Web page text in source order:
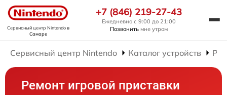
Сервисный центр Nintendoв
Самаре
+7 (846) 219-27-43
Ежедневно с 9:00 до 21:00
Позвонить мне утром
Сервисный центр Nintendo Каталог устройств
Ремонт игровой приставки